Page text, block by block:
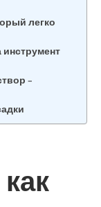
легко
–